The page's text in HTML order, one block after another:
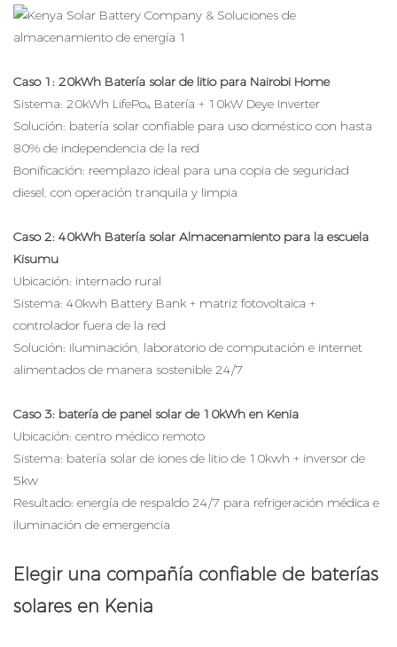
Caso 1: 20kWh Batería solar de litio para Nairobi Home
Sistema: 20kWh LifePo₄ Batería + 10kW Deye Inverter
Solución: batería solar confiable para uso doméstico con hasta
80% de independencia de la red
Bonificación: reemplazo ideal para una copia de seguridad
diesel, con operación tranquila y limpia
Caso 2: 40kWh Batería solar Almacenamiento para la escuela
Kisumu
Ubicación: internado rural
Sistema: 40kwh Battery Bank + matriz fotovoltaica +
controlador fuera de la red
Solución: iluminación, laboratorio de computación e internet
alimentados de manera sostenible 24/7
Caso 3: batería de panel solar de 10kWh en Kenia
Ubicación: centro médico remoto
Sistema: batería solar de iones de litio de 10kwh + inversor de
5kw
Resultado: energía de respaldo 24/7 para refrigeración médica e
iluminación de emergencia
Elegir una compañía confiable de baterías
solares en Kenia